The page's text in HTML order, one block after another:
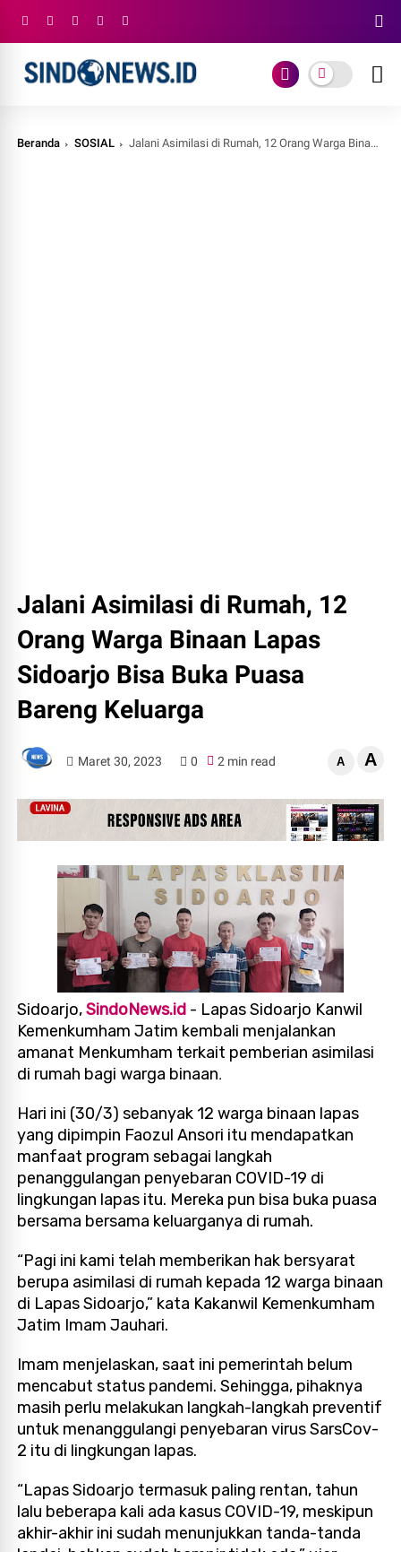
Beranda SOSIAL Jalani Asimilasi di Rumah, 12 Orang Warga Binaan Lapas Sidoarjo Bisa Buka Puasa Bareng Keluarga
Jalani Asimilasi di Rumah, 12
Orang Warga Binaan Lapas
Sidoarjo Bisa Buka Puasa
Bareng Keluarga
Maret 30, 2023 0 2 min read A A
Sidoarjo,SindoNews.id - Lapas Sidoarjo Kanwil
Kemenkumham Jatim kembali menjalankan
amanat Menkumham terkait pemberian asimilasi
di rumah bagi warga binaan.
Hari ini (30/3) sebanyak 12 warga binaan lapas
yang dipimpin Faozul Ansori itu mendapatkan
manfaat program sebagai langkah
penanggulangan penyebaran COVID-19 di
lingkungan lapas itu. Mereka pun bisa buka puasa
bersama bersama keluarganya di rumah.
“Pagi ini kami telah memberikan hak bersyarat
berupa asimilasi di rumah kepada 12 warga binaan
di Lapas Sidoarjo,” kata Kakanwil Kemenkumham
Jatim Imam Jauhari.
Imam menjelaskan, saat ini pemerintah belum
mencabut status pandemi. Sehingga, pihaknya
masih perlu melakukan langkah-langkah preventif
untuk menanggulangi penyebaran virus SarsCov-
2 itu di lingkungan lapas.
“Lapas Sidoarjo termasuk paling rentan, tahun
lalu beberapa kali ada kasus COVID-19, meskipun
akhir-akhir ini sudah menunjukkan tanda-tanda